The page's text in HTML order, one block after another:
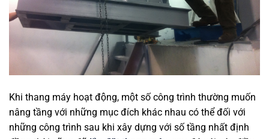
Khi thang máy hoạt động, một số công trình thường muốn
nâng tầng với những mục đích khác nhau có thể đối với
những công trình sau khi xây dựng với số tầng nhất định